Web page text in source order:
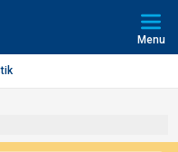
Menu